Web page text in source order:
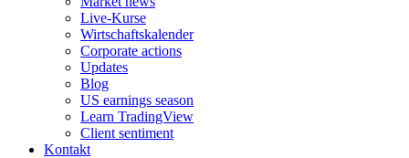
Live-Kurse
Wirtschaftskalender
Corporate actions
Updates
Blog
US earnings season
Learn TradingView
Client sentiment
Kontakt